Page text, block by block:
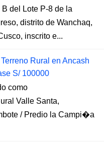
del Lote P-8 de la
distrito de Wanchaq,
inscrito e...
Rural en Ancash
S/ 100000
como
Valle Santa,
/ Predio la Campi�a